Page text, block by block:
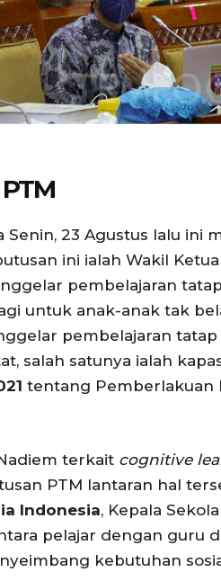
23 Agustus lalu
ini ialah Wakil Ketua
pembelajaran
untuk anak-anak tak
pembelajaran
salah satunya ialah
tentang Pemberlakuan
terkait cognitive
PTM lantaran hal
Indonesia, Kepala
pelajar dengan guru
kebutuhan